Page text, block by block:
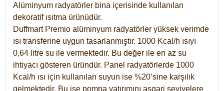
Alüminyum radyatörler bina içerisinde kullanılan
dekoratif ısıtma ürünüdür.
Duffmart Premio alüminyum radyatörler yüksek verimde
ısı transferine uygun tasarlanmıştır. 1000 Kcal/h ısıyı
0,64 litre su ile vermektedir. Bu değer ile en az su
ihtiyacı gösteren üründür. Panel radyatörlerde 1000
Kcal/h ısı için kullanılan suyun ise %20’sine karşılık
gelmektedir. Bu ise pompa yatırımını asgari seviyelere